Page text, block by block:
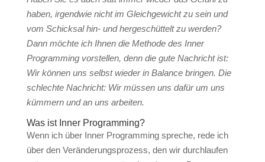
haben, irgendwie nicht im Gleichgewicht zu sein und
vom Schicksal hin- und hergeschüttelt zu werden?
Dann möchte ich Ihnen die Methode des Inner
Programming vorstellen, denn die gute Nachricht ist:
Wir können uns selbst wieder in Balance bringen. Die
schlechte Nachricht: Wir müssen uns dafür um uns
kümmern und an uns arbeiten.
Was ist Inner Programming?
Wenn ich über Inner Programming spreche, rede ich
über den Veränderungsprozess, den wir durchlaufen